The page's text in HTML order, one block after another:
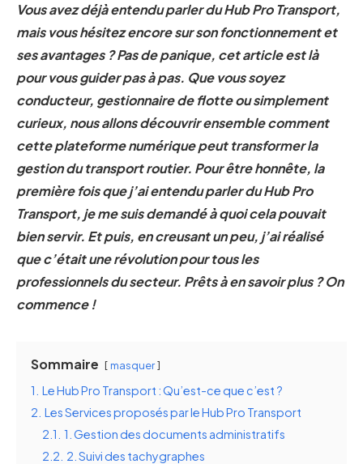
Vous avez déjà entendu parler du Hub Pro Transport,
mais vous hésitez encore sur son fonctionnement et
ses avantages ? Pas de panique, cet article est là
pour vous guider pas à pas. Que vous soyez
conducteur, gestionnaire de flotte ou simplement
curieux, nous allons découvrir ensemble comment
cette plateforme numérique peut transformer la
gestion du transport routier. Pour être honnête, la
première fois que j’ai entendu parler du Hub Pro
Transport, je me suis demandé à quoi cela pouvait
bien servir. Et puis, en creusant un peu, j’ai réalisé
que c’était une révolution pour tous les
professionnels du secteur. Prêts à en savoir plus ? On
commence !
Sommaire masquer
1. Le Hub Pro Transport : Qu’est-ce que c’est ?
2. Les Services proposés par le Hub Pro Transport
2.1. 1. Gestion des documents administratifs
2.2. 2. Suivi des tachygraphes